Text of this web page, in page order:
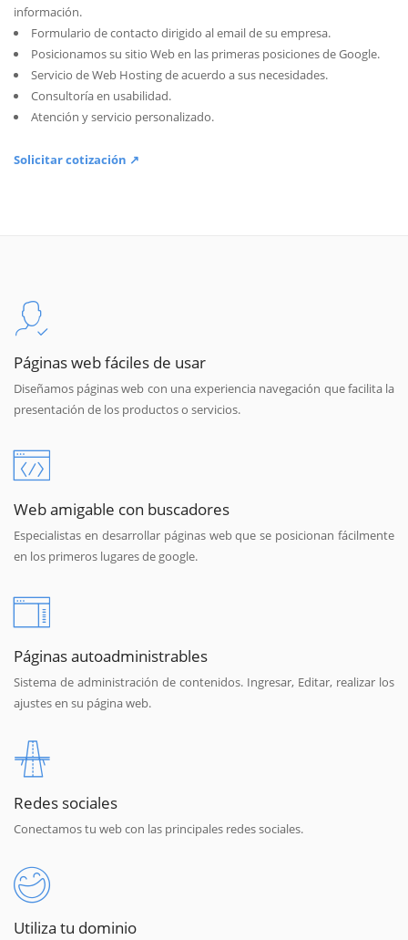
información.
Formulario de contacto dirigido al email de su empresa.
Posicionamos su sitio Web en las primeras posiciones de Google.
Servicio de Web Hosting de acuerdo a sus necesidades.
Consultoría en usabilidad.
Atención y servicio personalizado.
Solicitar cotización ↗
Páginas web fáciles de usar
Diseñamos páginas web con una experiencia navegación que facilita la
presentación de los productos o servicios.
Web amigable con buscadores
Especialistas en desarrollar páginas web que se posicionan fácilmente
en los primeros lugares de google.
Páginas autoadministrables
Sistema de administración de contenidos. Ingresar, Editar, realizar los
ajustes en su página web.
Redes sociales
Conectamos tu web con las principales redes sociales.
Utiliza tu dominio